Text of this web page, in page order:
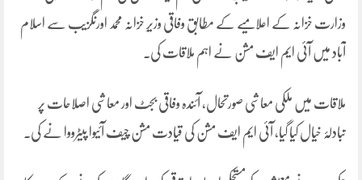
وزارت خزانہ کے اعلامیے کے مطابق وفاقی وزیرِ خزانہ محمد اورنگزیب سے اسلام
آباد میں آئی ایم ایف مشن نے اہم ملاقات کی۔
ملاقات میں ملکی معاشی صورتحال، آئندہ وفاقی بجٹ اور معاشی اصلاحات پر
تبادلۂ خیال کیا گیا، آئی ایم ایف مشن کی قیادت مشن چیف آئیوا پیٹرووا نے کی۔